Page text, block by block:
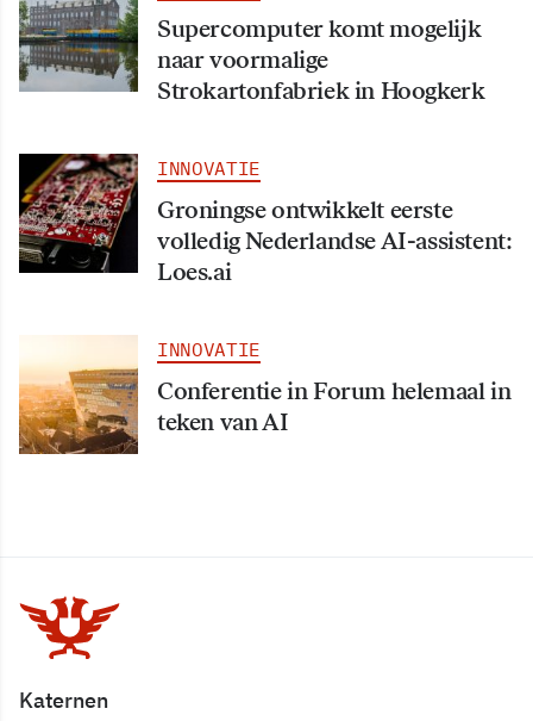
Supercomputer komt mogelijk
naar voormalige
Strokartonfabriek in Hoogkerk
INNOVATIE
Groningse ontwikkelt eerste
volledig Nederlandse AI-assistent:
Loes.ai
INNOVATIE
Conferentie in Forum helemaal in
teken van AI
Katernen